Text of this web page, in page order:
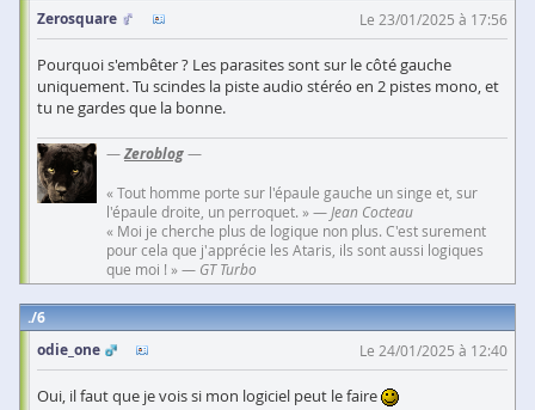
Zerosquare
Le 23/01/2025 à 17:56
Pourquoi s'embêter ? Les parasites sont sur le côté gauche
uniquement. Tu scindes la piste audio stéréo en 2 pistes mono, et
tu ne gardes que la bonne.
—Zeroblog—
« Tout homme porte sur l'épaule gauche un singe et, sur
l'épaule droite, un perroquet. » — Jean Cocteau
« Moi je cherche plus de logique non plus. C'est surement
pour cela que j'apprécie les Ataris, ils sont aussi logiques
que moi ! » — GT Turbo
6
odie_one
Le 24/01/2025 à 12:40
Oui, il faut que je vois si mon logiciel peut le faire